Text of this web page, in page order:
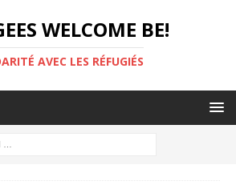
WELCOME BE!
AVEC LES RÉFUGIÉS